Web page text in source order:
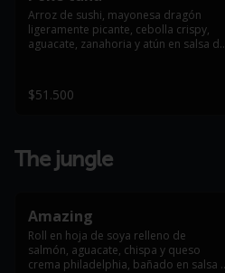
Arroz de sushi, mayonesa dragón
ligeramente picante, cebolla crispy,
aguacate, zanahoria y atún en salsa de
$51.500
The jungle
Amazing
Roll en hoja de soya relleno de
salmón, aguacate, chispa y queso
crema philadelphia, bañado en salsa